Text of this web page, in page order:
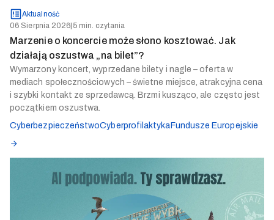
Aktualność
06 Sierpnia 2026 5 min. czytania
Marzenie o koncercie może słono kosztować. Jak
działają oszustwa „na bilet”?
Wymarzony koncert, wyprzedane bilety i nagle – oferta w
mediach społecznościowych – świetne miejsce, atrakcyjna cena
i szybki kontakt ze sprzedawcą. Brzmi kusząco, ale często jest
początkiem oszustwa.
CyberbezpieczeństwoCyberprofilaktyka Fundusze Europejskie